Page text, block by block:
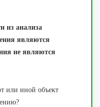
из анализа
являются
не являются
или иной объект